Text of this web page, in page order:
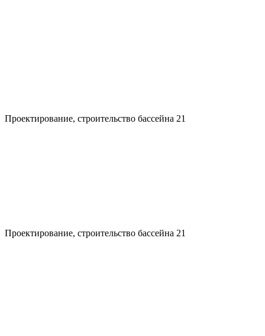
Проектирование, строительство бассейна 21
Проектирование, строительство бассейна 21